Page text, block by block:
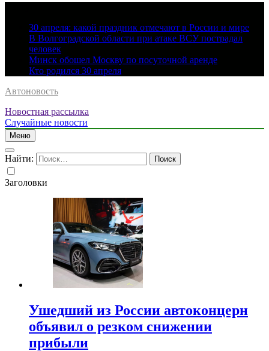
30 апреля: какой праздник отмечают в России и мире
В Волгоградской области при атаке ВСУ пострадал
человек
Минск обошел Москву по посуточной аренде
Кто родился 30 апреля
Автоновость
Новостная рассылка
Случайные новости
Меню
Найти:
Заголовки
Ушедший из России автоконцерн
объявил о резком снижении
прибыли